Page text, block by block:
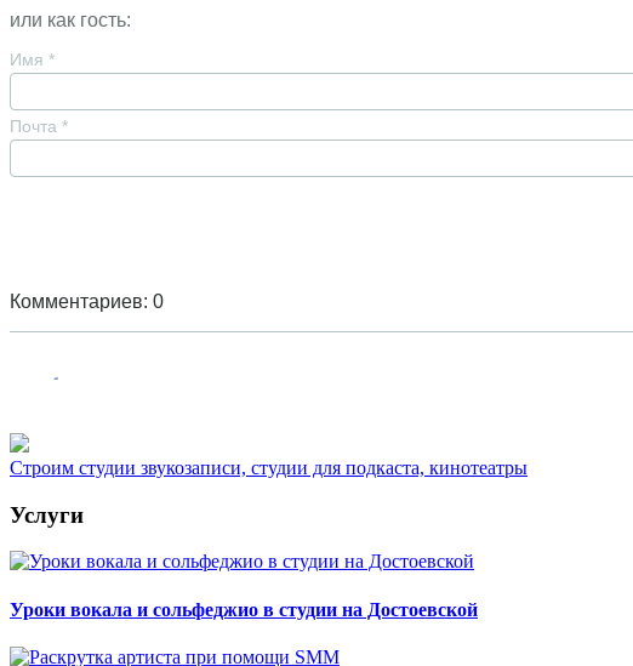
или как гость:
Имя *
Почта *
Комментариев: 0
Строим студии звукозаписи, студии для подкаста, кинотеатры
Услуги
Уроки вокала и сольфеджио в студии на Достоевской